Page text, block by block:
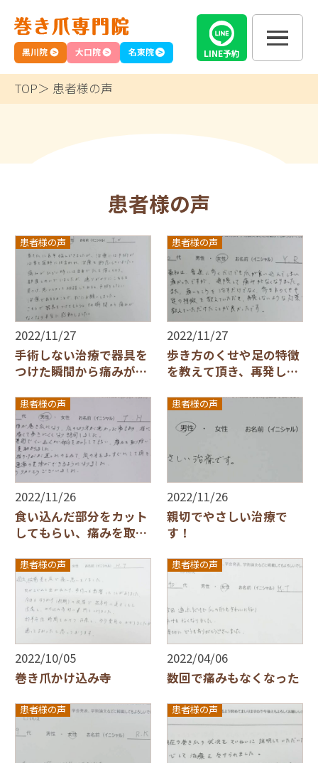
名東院
黒川院 大口院 LINE予約
TOP 患者様の声
患者様の声
患者様の声
2022/11/27
手術しない治療で器具を
つけた瞬間から痛みがな
患者様の声
2022/11/27
歩き方のくせや足の特徴
を教えて頂き、再発しな
患者様の声
2022/11/26
食い込んだ部分をカット
してもらい、痛みを取り
した。
患者様の声
2022/11/26
親切でやさしい治療で
す！
患者様の声
2022/10/05
巻き爪かけ込み寺
患者様の声
2022/04/06
数回で痛みもなくなった
患者様の声 患者様の声